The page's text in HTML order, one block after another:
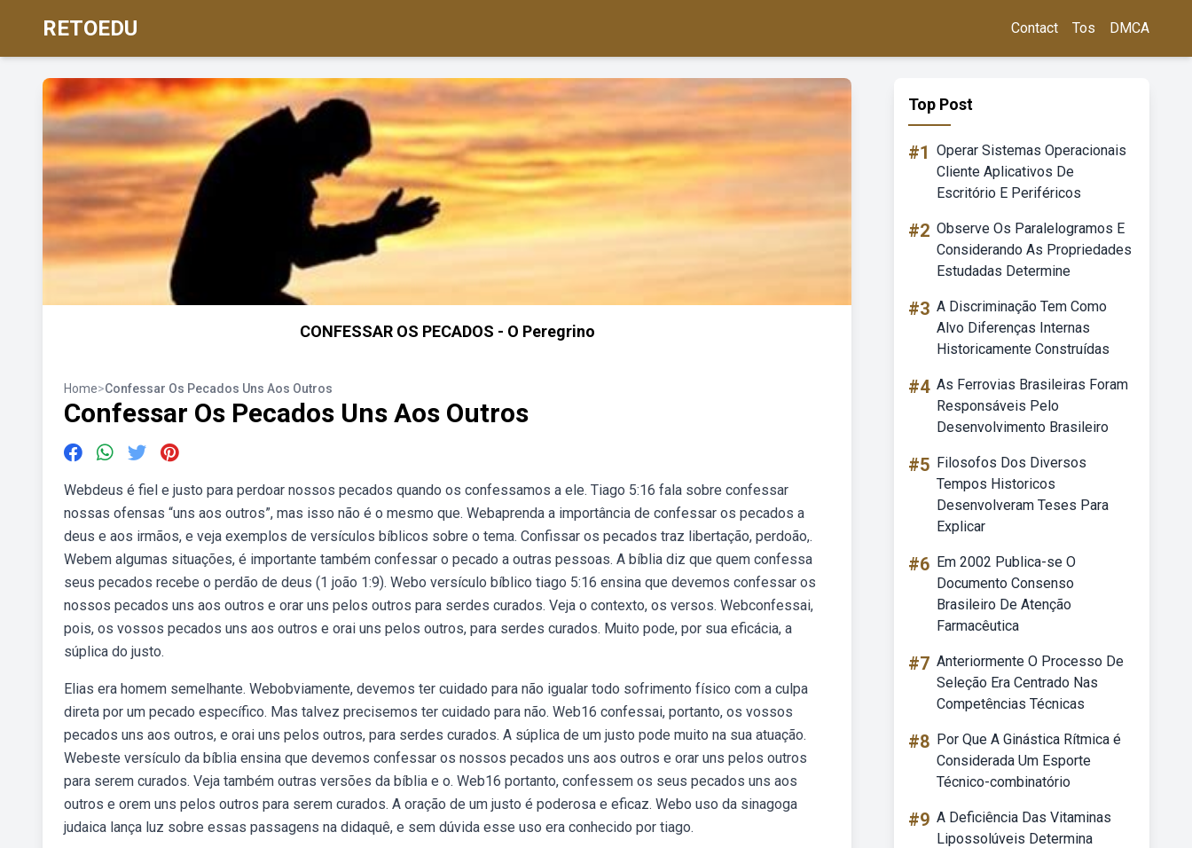
RETOEDU Contact Tos DMCA
CONFESSAR OS PECADOS - O Peregrino
Home>Confessar Os Pecados Uns Aos Outros
Confessar Os Pecados Uns Aos Outros
Webdeus é fiel e justo para perdoar nossos pecados quando os confessamos a ele. Tiago 5:16 fala sobre confessar
nossas ofensas “uns aos outros”, mas isso não é o mesmo que. Webaprenda a importância de confessar os pecados a
deus e aos irmãos, e veja exemplos de versículos bíblicos sobre o tema. Confissar os pecados traz libertação, perdoão,.
Webem algumas situações, é importante também confessar o pecado a outras pessoas. A bíblia diz que quem confessa
seus pecados recebe o perdão de deus (1 joão 1:9). Webo versículo bíblico tiago 5:16 ensina que devemos confessar os
nossos pecados uns aos outros e orar uns pelos outros para serdes curados. Veja o contexto, os versos. Webconfessai,
pois, os vossos pecados uns aos outros e orai uns pelos outros, para serdes curados. Muito pode, por sua eficácia, a
súplica do justo.
Elias era homem semelhante. Webobviamente, devemos ter cuidado para não igualar todo sofrimento físico com a culpa
direta por um pecado específico. Mas talvez precisemos ter cuidado para não. Web16 confessai, portanto, os vossos
pecados uns aos outros, e orai uns pelos outros, para serdes curados. A súplica de um justo pode muito na sua atuação.
Webeste versículo da bíblia ensina que devemos confessar os nossos pecados uns aos outros e orar uns pelos outros
para serem curados. Veja também outras versões da bíblia e o. Web16 portanto, confessem os seus pecados uns aos
outros e orem uns pelos outros para serem curados. A oração de um justo é poderosa e eficaz. Webo uso da sinagoga
judaica lança luz sobre essas passagens na didaquê, e sem dúvida esse uso era conhecido por tiago.
Top Post
#1 Operar Sistemas Operacionais
Cliente Aplicativos De
Escritório E Periféricos
#2 Observe Os Paralelogramos E
Considerando As Propriedades
Estudadas Determine
#3 A Discriminação Tem Como
Alvo Diferenças Internas
Historicamente Construídas
#4 As Ferrovias Brasileiras Foram
Responsáveis Pelo
Desenvolvimento Brasileiro
#5 Filosofos Dos Diversos
Tempos Historicos
Desenvolveram Teses Para
Explicar
#6 Em 2002 Publica-se O
Documento Consenso
Brasileiro De Atenção
Farmacêutica
#7 Anteriormente O Processo De
Seleção Era Centrado Nas
Competências Técnicas
#8 Por Que A Ginástica Rítmica é
Considerada Um Esporte
Técnico-combinatório
#9 A Deficiência Das Vitaminas
Lipossolúveis Determina